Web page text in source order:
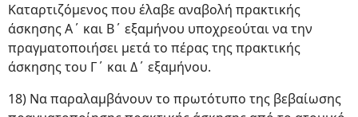
Καταρτιζόμενος που έλαβε αναβολή πρακτικής
άσκησης Α΄ και Β΄ εξαμήνου υποχρεούται να την
πραγματοποιήσει μετά το πέρας της πρακτικής
άσκησης του Γ΄ και Δ΄ εξαμήνου.
18) Να παραλαμβάνουν το πρωτότυπο της βεβαίωσης